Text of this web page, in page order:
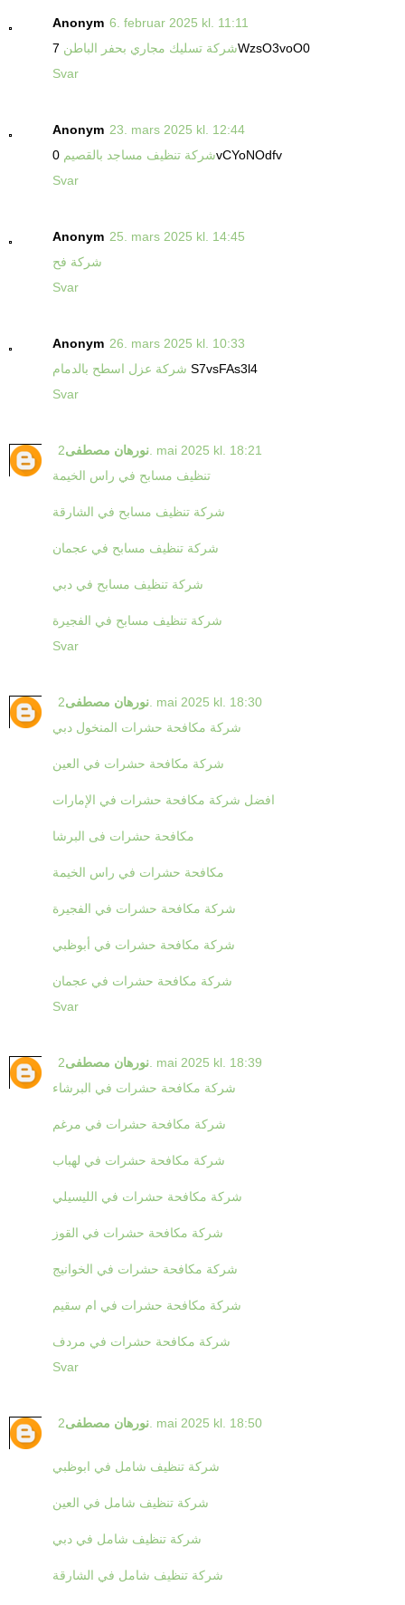
Anonym 6. februar 2025 kl. 11:11
شركة تسليك مجاري بحفر الباطن7WzsO3voO0
Svar
Anonym 23. mars 2025 kl. 12:44
شركة تنظيف مساجد بالقصيم0vCYoNOdfv
Svar
Anonym 25. mars 2025 kl. 14:45
شركة فح
Svar
Anonym 26. mars 2025 kl. 10:33
شركة عزل اسطح بالدمام S7vsFAs3l4
Svar
نورهان مصطفى 2. mai 2025 kl. 18:21
تنظيف مسابح في راس الخيمة
شركة تنظيف مسابح في الشارقة
شركة تنظيف مسابح في عجمان
شركة تنظيف مسابح في دبي
شركة تنظيف مسابح في الفجيرة
Svar
نورهان مصطفى 2. mai 2025 kl. 18:30
شركة مكافحة حشرات المنخول دبي
شركة مكافحة حشرات في العين
افضل شركة مكافحة حشرات في الإمارات
مكافحة حشرات فى البرشا
مكافحة حشرات في راس الخيمة
شركة مكافحة حشرات في الفجيرة
شركة مكافحة حشرات في أبوظبي
شركة مكافحة حشرات في عجمان
Svar
نورهان مصطفى 2. mai 2025 kl. 18:39
شركة مكافحة حشرات في البرشاء
شركة مكافحة حشرات في مرغم
شركة مكافحة حشرات في لهباب
شركة مكافحة حشرات في الليسيلي
شركة مكافحة حشرات في القوز
شركة مكافحة حشرات في الخوانيج
شركة مكافحة حشرات في ام سقيم
شركة مكافحة حشرات في مردف
Svar
نورهان مصطفى 2. mai 2025 kl. 18:50
شركة تنظيف شامل في ابوظبي
شركة تنظيف شامل في العين
شركة تنظيف شامل في دبي
شركة تنظيف شامل في الشارقة